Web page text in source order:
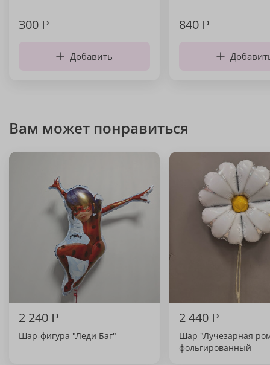
300₽
Добавить
840₽
Вам может понравиться
2 240₽
Шар-фигура "Леди Баг"
2 440₽
Шар "Лучезарная
фольгированный